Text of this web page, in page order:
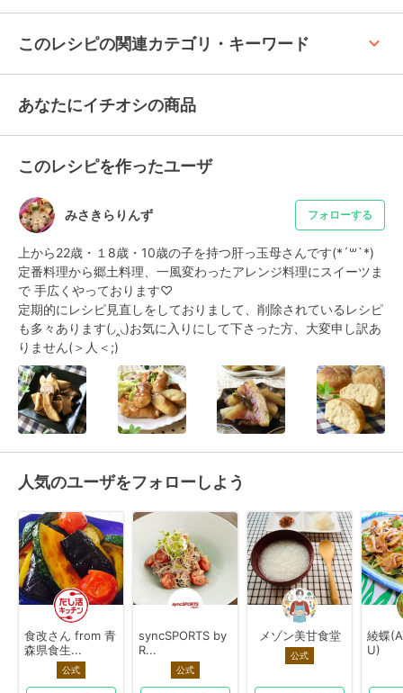
このレシピの関連カテゴリ・キーワード keyboard_arrow_up
あなたにイチオシの商品
このレシピを作ったユーザ
みさきらりんず フォローする
上から22歳・１8歳・10歳の子を持つ肝っ玉母さんです(*´꒳`*)
定番料理から郷土料理、一風変わったアレンジ料理にスイーツま
で 手広くやっております♡
定期的にレシピ見直しをしておりまして、削除されているレシピ
も多々あります(◞‸◟)お気に入りにして下さった方、大変申し訳あ
りません(＞人＜;)
人気のユーザをフォローしよう
食改さん from 青
森県食生...
公式
syncSPORTS by
R...
公式
メゾン美甘食堂
公式
綾蝶
U)